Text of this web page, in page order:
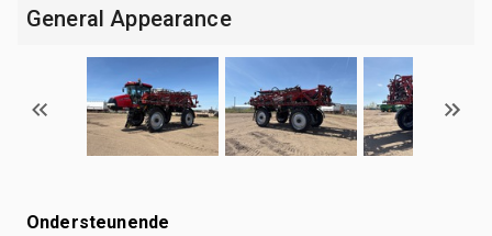
General Appearance
Ondersteunende